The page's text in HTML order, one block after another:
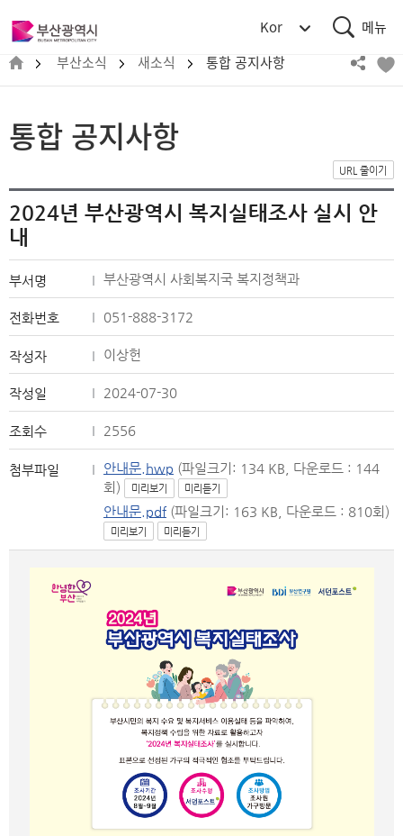
부
산
광
METROPOLITAN
CITY
Kor
합
뉴
부산소식 새소식 통합 공지사항
통합 공지사항
URL 줄이기
2024년 부산광역시 복지실태조사 실시 안
내
부서명 부산광역시 사회복지국 복지정책과
전화번호 051-888-3172
작성자 이상헌
작성일 2024-07-30
조회수 2556
첨부파일 안내문.hwp (파일크기: 134 KB, 다운로드 : 144
회)
미리보기 미리듣기
안내문.pdf(파일크기: 163 KB, 다운로드 : 810회)
미리보기 미리듣기